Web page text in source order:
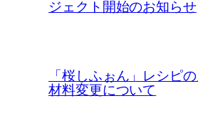
ジェクト開始のお知らせ
「桜しふぉん」レシピ
材料変更について